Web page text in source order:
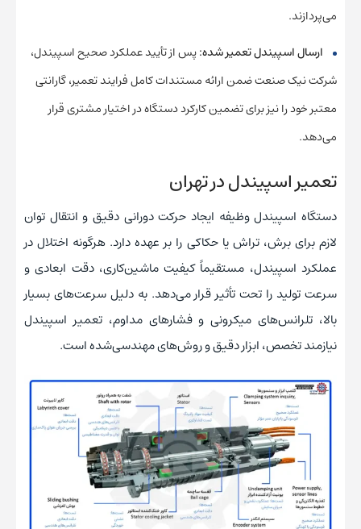
می‌پردازند.
ارسال اسپیندل تعمیر شده:پس از تأیید عملکرد صحیح اسپیندل،
شرکت نیک صنعت ضمن ارائه مستندات کامل فرایند تعمیر، گارانتی
معتبر خود را نیز برای تضمین کارکرد دستگاه در اختیار مشتری قرار
می‌دهد.
تعمیر اسپیندل در تهران
دستگاه اسپیندل وظیفه ایجاد حرکت دورانی دقیق و انتقال توان
لازم برای برش، تراش یا حکاکی را بر عهده دارد. هرگونه اختلال در
عملکرد اسپیندل، مستقیماً کیفیت ماشین‌کاری، دقت ابعادی و
سرعت تولید را تحت تأثیر قرار می‌دهد. به دلیل سرعت‌های بسیار
بالا، تلرانس‌های میکرونی و فشارهای مداوم، تعمیر اسپیندل
نیازمند تخصص، ابزار دقیق و روش‌های مهندسی‌شده است.